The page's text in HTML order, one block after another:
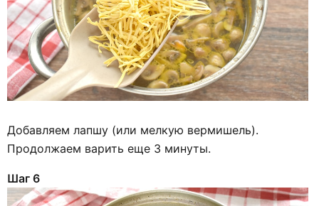
Добавляем лапшу (или мелкую вермишель).
Продолжаем варить еще 3 минуты.
Шаг 6